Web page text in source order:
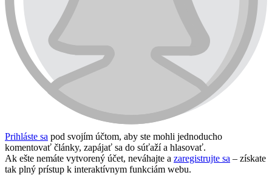
Prihláste sa pod svojím účtom, aby ste mohli jednoducho
komentovať články, zapájať sa do súťaží a hlasovať.
Ak ešte nemáte vytvorený účet, neváhajte a zaregistrujte sa – získate
tak plný prístup k interaktívnym funkciám webu.